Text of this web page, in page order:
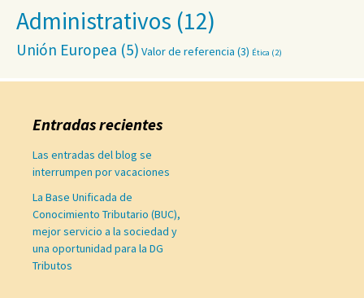
Administrativos (12)
Unión Europea (5) Valor de referencia (3) Ética (2)
Entradas recientes
Las entradas del blog se
interrumpen por vacaciones
La Base Unificada de
Conocimiento Tributario (BUC),
mejor servicio a la sociedad y
una oportunidad para la DG
Tributos